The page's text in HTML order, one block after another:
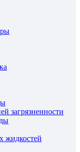
загрязненности
жидкостей